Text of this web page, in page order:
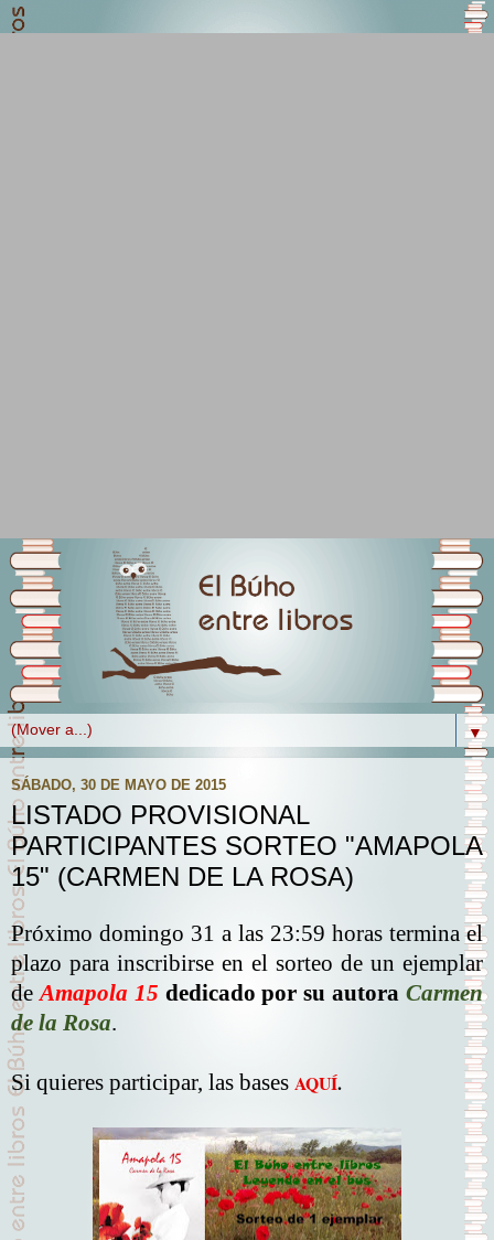
▼
SÁBADO, 30 DE MAYO DE 2015
LISTADO PROVISIONAL
PARTICIPANTES SORTEO "AMAPOLA
15" (CARMEN DE LA ROSA)
Próximo domingo 31 a las 23:59 horas termina el
plazo para inscribirse en el sorteo de un ejemplar
deAmapola 15 dedicado por su autoraCarmen
de la Rosa.
Si quieres participar, las bases AQUÍ.